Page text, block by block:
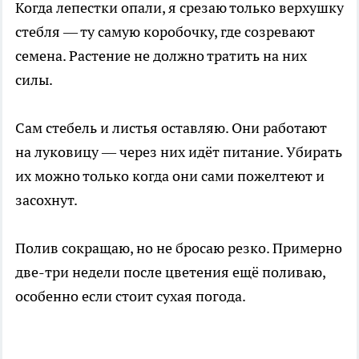
Когда лепестки опали, я срезаю только верхушку
стебля — ту самую коробочку, где созревают
семена. Растение не должно тратить на них
силы.
Сам стебель и листья оставляю. Они работают
на луковицу — через них идёт питание. Убирать
их можно только когда они сами пожелтеют и
засохнут.
Полив сокращаю, но не бросаю резко. Примерно
две-три недели после цветения ещё поливаю,
особенно если стоит сухая погода.